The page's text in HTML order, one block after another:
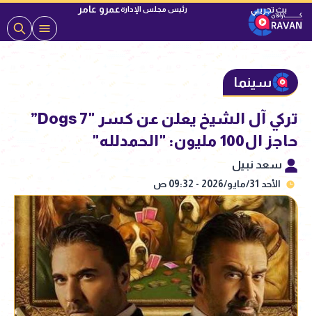
رئيس مجلس الإدارةعمرو عامر
سينما
تركي آل الشيخ يعلن عن كسر "7 Dogs”
حاجز ال100 مليون: "الحمدلله"
سعد نبيل
الأحد 31/مايو/2026 - 09:32 ص